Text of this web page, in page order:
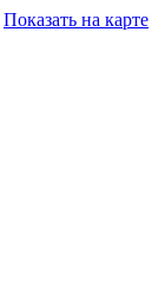
Показать на карте